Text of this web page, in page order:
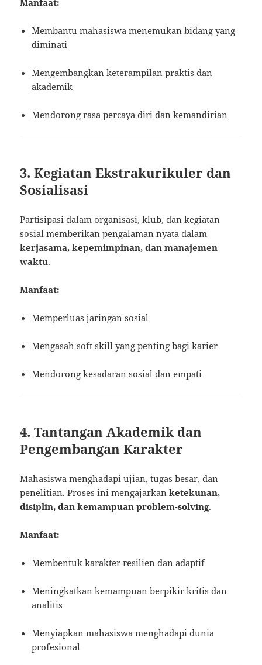
Manfaat:
Membantu mahasiswa menemukan bidang yang
diminati
Mengembangkan keterampilan praktis dan
akademik
Mendorong rasa percaya diri dan kemandirian
3. Kegiatan Ekstrakurikuler dan
Sosialisasi
Partisipasi dalam organisasi, klub, dan kegiatan
sosial memberikan pengalaman nyata dalam
kerjasama, kepemimpinan, dan manajemen
waktu.
Manfaat:
Memperluas jaringan sosial
Mengasah soft skill yang penting bagi karier
Mendorong kesadaran sosial dan empati
4. Tantangan Akademik dan
Pengembangan Karakter
Mahasiswa menghadapi ujian, tugas besar, dan
penelitian. Proses ini mengajarkanketekunan,
disiplin, dan kemampuan problem-solving.
Manfaat:
Membentuk karakter resilien dan adaptif
Meningkatkan kemampuan berpikir kritis dan
analitis
Menyiapkan mahasiswa menghadapi dunia
profesional